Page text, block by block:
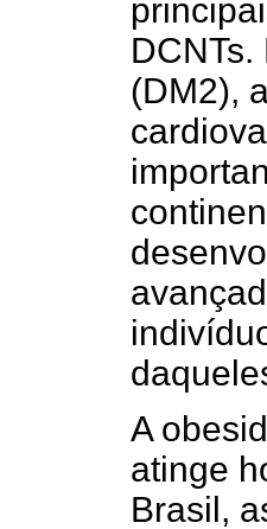
(DM2),
A
atinge
Brasil,